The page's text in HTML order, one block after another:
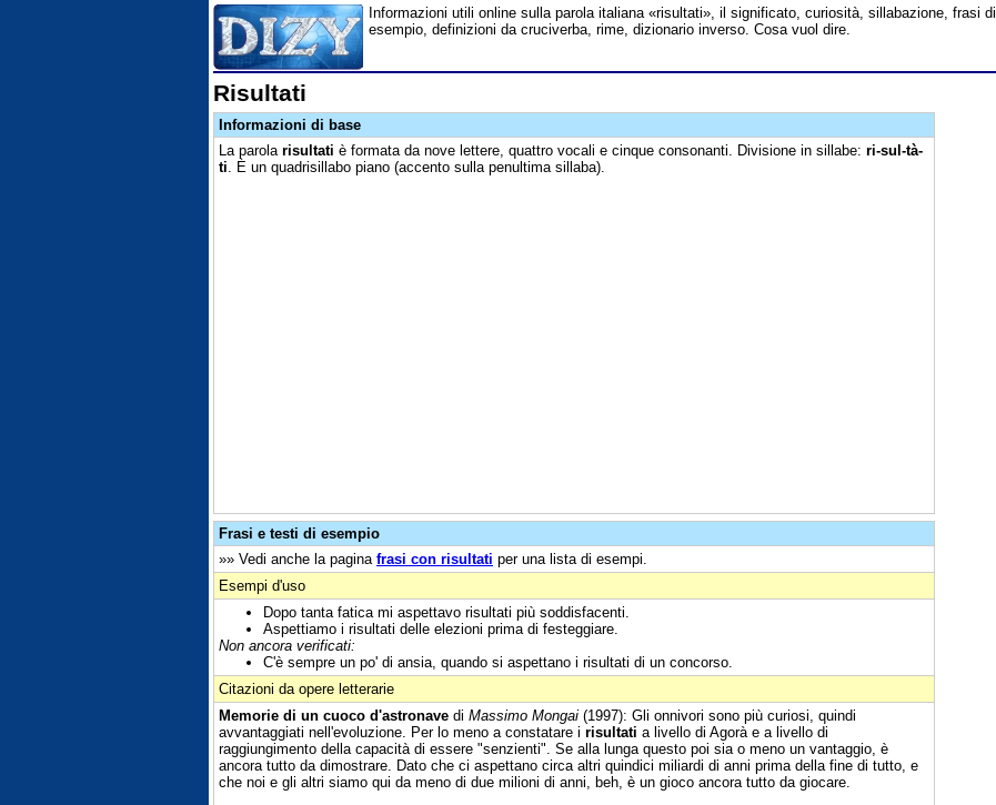
Informazioni utili online sulla parola italiana «risultati», il significato, curiosità, sillabazione, frasi di
esempio, definizioni da cruciverba, rime, dizionario inverso. Cosa vuol dire.
Risultati
Informazioni di base
La parola risultati è formata da nove lettere, quattro vocali e cinque consonanti. Divisione in sillabe: ri-sul-tà-
ti . È un quadrisillabo piano (accento sulla penultima sillaba).
Frasi e testi di esempio
»» Vedi anche la pagina frasi con risultati per una lista di esempi.
Esempi d'uso
Dopo tanta fatica mi aspettavo risultati più soddisfacenti.
Aspettiamo i risultati delle elezioni prima di festeggiare.
Non ancora verificati:
C'è sempre un po' di ansia, quando si aspettano i risultati di un concorso.
Citazioni da opere letterarie
Memorie di un cuoco d'astronave di Massimo Mongai (1997): Gli onnivori sono più curiosi, quindi
avvantaggiati nell'evoluzione. Per lo meno a constatare i risultati a livello di Agorà e a livello di
raggiungimento della capacità di essere "senzienti". Se alla lunga questo poi sia o meno un vantaggio, è
ancora tutto da dimostrare. Dato che ci aspettano circa altri quindici miliardi di anni prima della fine di tutto, e
che noi e gli altri siamo qui da meno di due milioni di anni, beh, è un gioco ancora tutto da giocare.